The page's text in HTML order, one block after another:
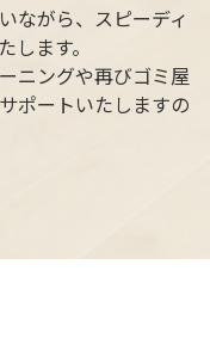
ながら、スピーディ
ます。
ニングや再びゴミ屋
ポートいたしますの